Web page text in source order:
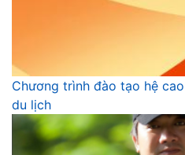
Chương trình đào tạo hệ
du lịch